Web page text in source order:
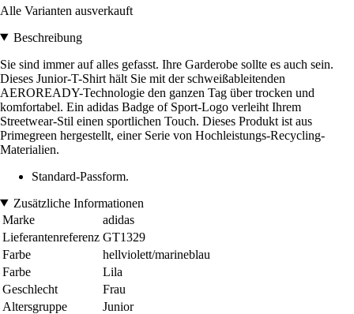
Alle Varianten ausverkauft
Beschreibung
Sie sind immer auf alles gefasst. Ihre Garderobe sollte es auch sein.
Dieses Junior-T-Shirt hält Sie mit der schweißableitenden
AEROREADY-Technologie den ganzen Tag über trocken und
komfortabel. Ein adidas Badge of Sport-Logo verleiht Ihrem
Streetwear-Stil einen sportlichen Touch. Dieses Produkt ist aus
Primegreen hergestellt, einer Serie von Hochleistungs-Recycling-
Materialien.
Standard-Passform.
Zusätzliche Informationen
Marke
adidas
Lieferantenreferenz GT1329
Farbe
hellviolett/marineblau
Farbe
Lila
Geschlecht
Frau
Altersgruppe
Junior